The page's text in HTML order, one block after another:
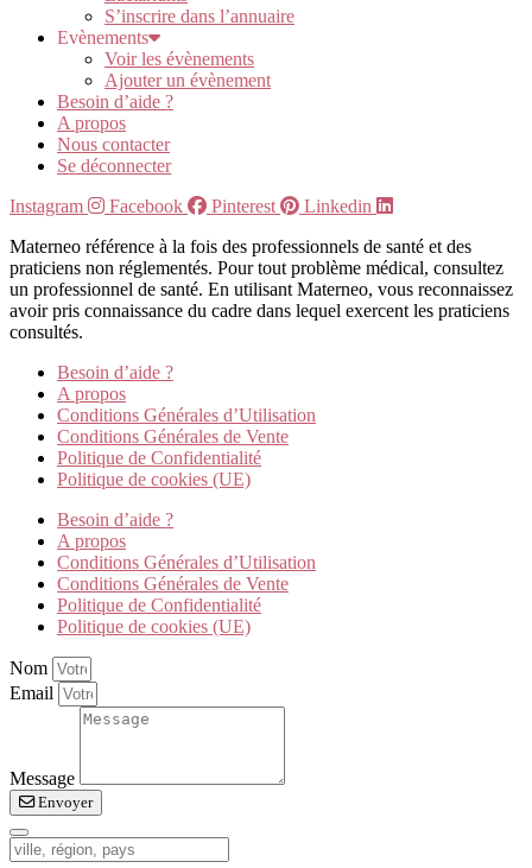
S’inscrire dans l’annuaire
Evènements
Voir les évènements
Ajouter un évènement
Besoin d’aide ?
A propos
Nous contacter
Se déconnecter
Instagram
Facebook Pinterest
Linkedin
Materneo référence à la fois des professionnels de santé et des
praticiens non réglementés. Pour tout problème médical, consultez
un professionnel de santé. En utilisant Materneo, vous reconnaissez
avoir pris connaissance du cadre dans lequel exercent les praticiens
consultés.
Besoin d’aide ?
A propos
Conditions Générales d’Utilisation
Conditions Générales de Vente
Politique de Confidentialité
Politique de cookies (UE)
Besoin d’aide ?
A propos
Conditions Générales d’Utilisation
Conditions Générales de Vente
Politique de Confidentialité
Politique de cookies (UE)
Nom
Email
Message
Envoyer